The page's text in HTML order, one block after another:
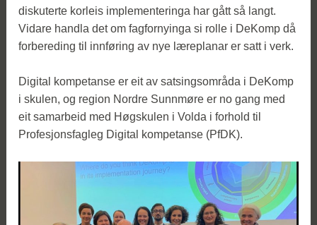
diskuterte korleis implementeringa har gått så langt.
Vidare handla det om fagfornyinga si rolle i DeKomp då
forbereding til innføring av nye læreplanar er satt i verk.
Digital kompetanse er eit av satsingsområda i DeKomp
i skulen, og region Nordre Sunnmøre er no gang med
eit samarbeid med Høgskulen i Volda i forhold til
Profesjonsfagleg Digital kompetanse (PfDK).